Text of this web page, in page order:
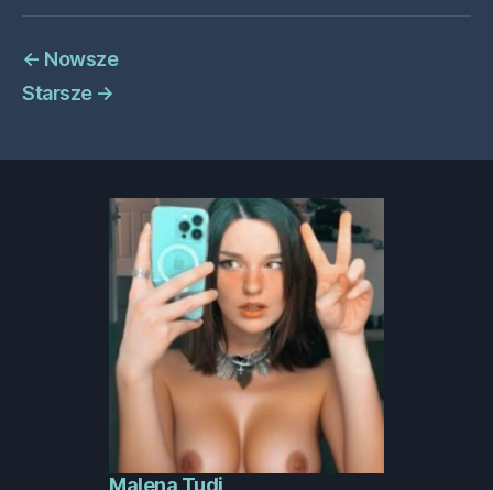
← Nowsze
Starsze →
Malena Tudi